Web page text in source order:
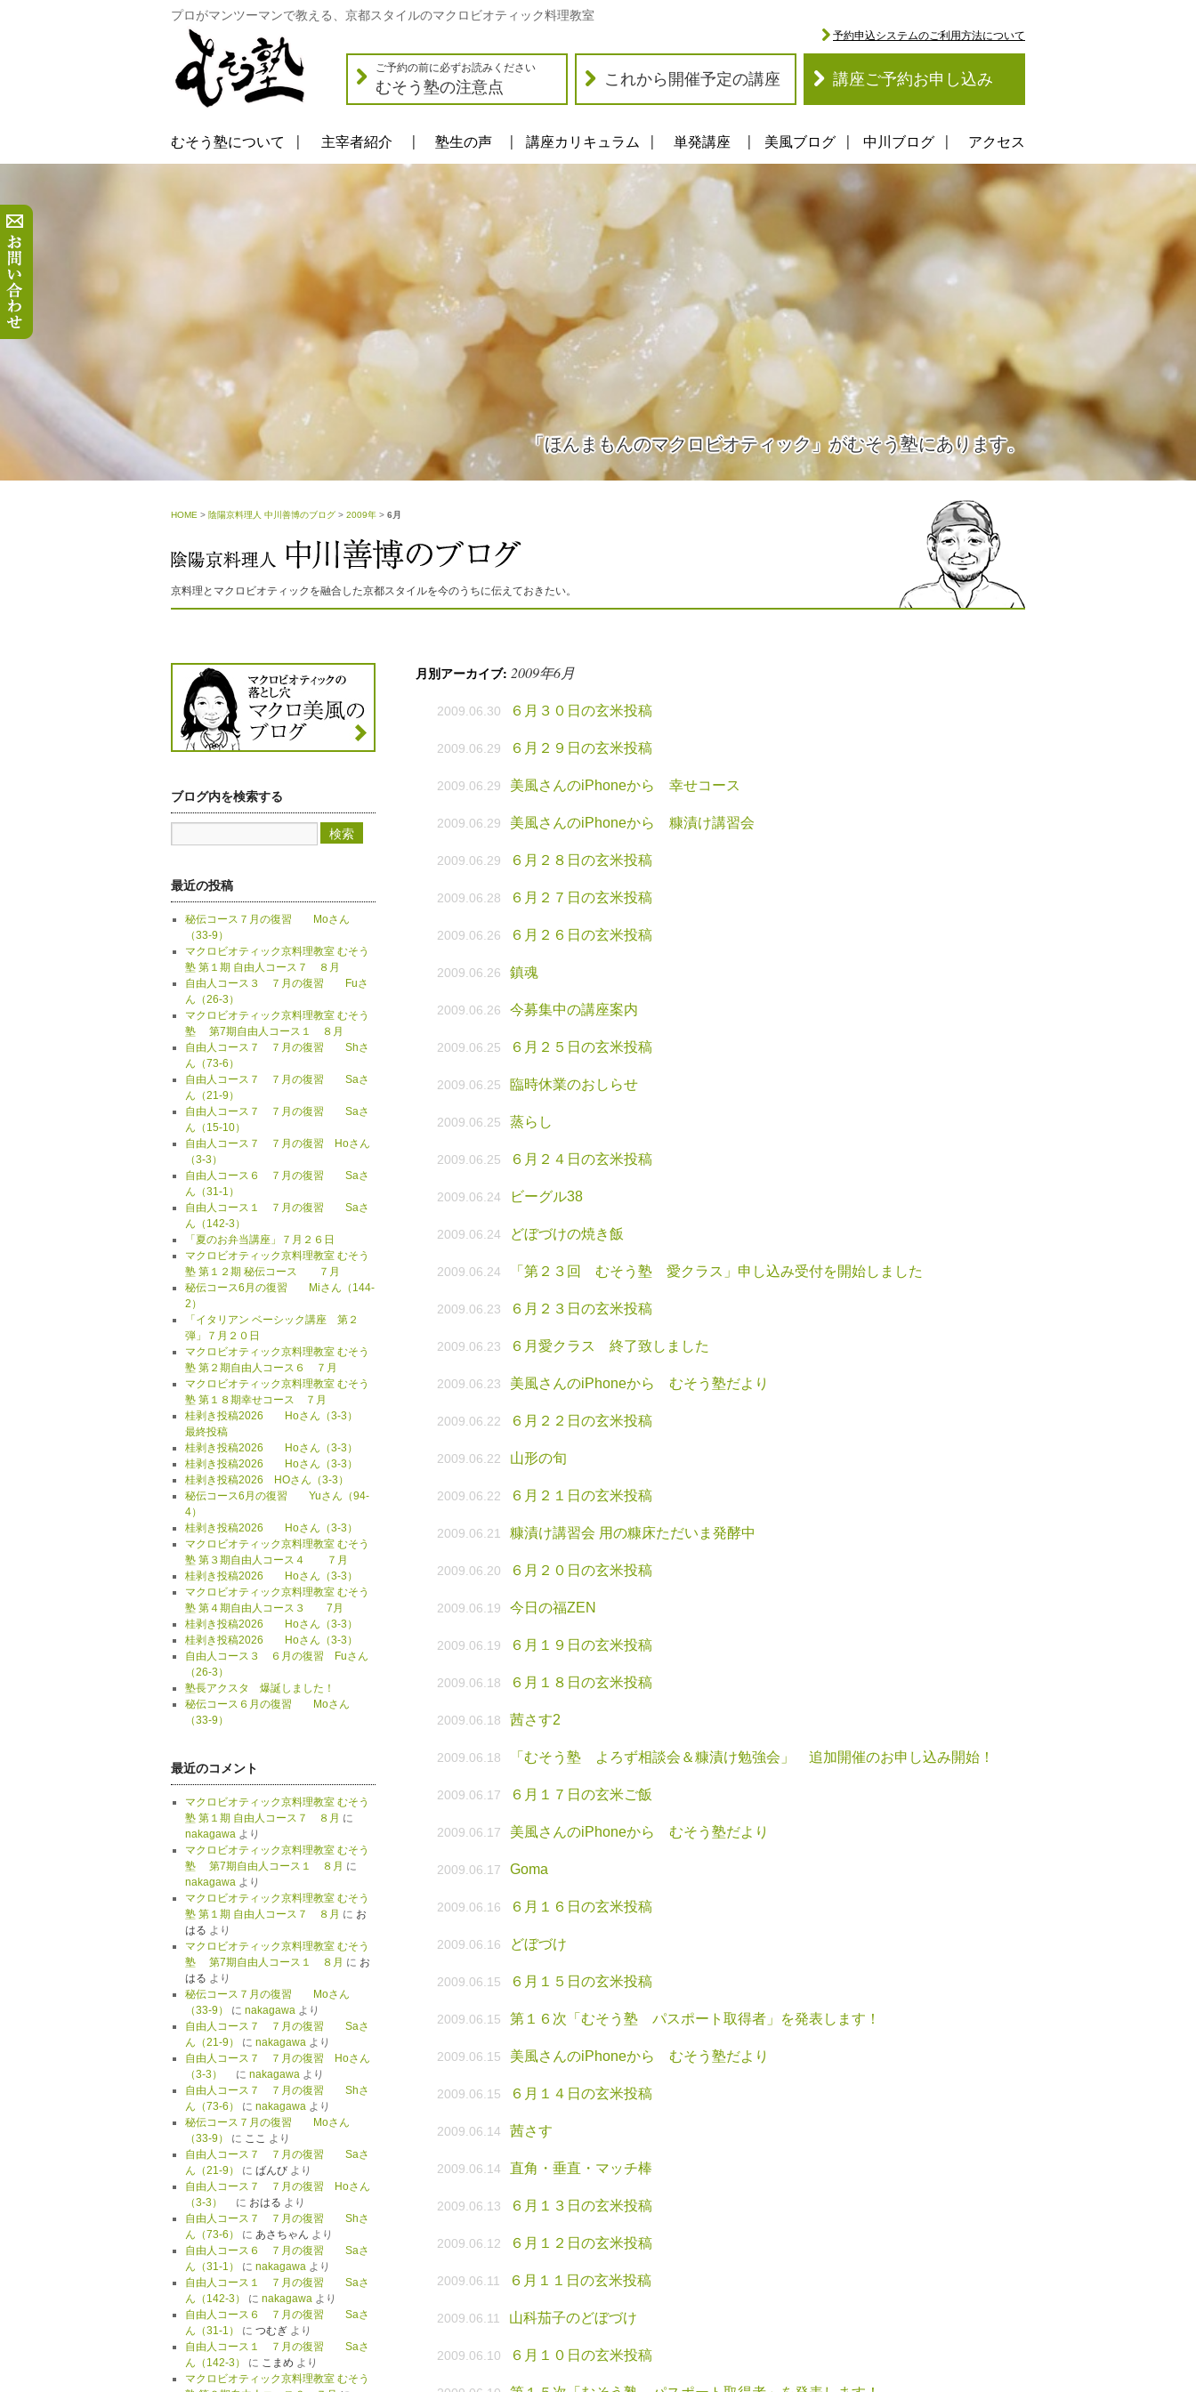
プロがマンツーマンで教える、京都スタイルのマクロビオティック料理教室
ご予約の前に必ずお読みください
むそう塾の注意点 これから開催予定の講座 講座ご予約お申し込み
予約申込システムのご利用方法について
むそう塾について 主宰者紹介 塾生の声 講座カリキュラム 単発講座 美風ブログ 中川ブログ アクセス
「ほんまもんのマクロビオティック」がむそう塾にあります。
HOME > 陰陽京料理人 中川善博のブログ > 2009年 > 6月
京料理とマクロビオティックを融合した京都スタイルを今のうちに伝えておきたい。
月別アーカイブ: 2009年6月
2009.06.30 ６月３０日の玄米投稿
2009.06.29 ６月２９日の玄米投稿
2009.06.29 美風さんのiPhoneから 幸せコース
2009.06.29 美風さんのiPhoneから 糠漬け講習会
2009.06.29 ６月２８日の玄米投稿
2009.06.28 ６月２７日の玄米投稿
2009.06.26 ６月２６日の玄米投稿
2009.06.26 鎮魂
2009.06.26 今募集中の講座案内
2009.06.25 ６月２５日の玄米投稿
2009.06.25 臨時休業のおしらせ
2009.06.25 蒸らし
2009.06.25 ６月２４日の玄米投稿
2009.06.24 ビーグル38
2009.06.24 どぼづけの焼き飯
2009.06.24 「第２３回 むそう塾 愛クラス」申し込み受付を開始しました
2009.06.23 ６月２３日の玄米投稿
2009.06.23 ６月愛クラス 終了致しました
2009.06.23 美風さんのiPhoneから むそう塾だより
2009.06.22 ６月２２日の玄米投稿
2009.06.22 山形の旬
2009.06.22 ６月２１日の玄米投稿
2009.06.21 糠漬け講習会 用の糠床ただいま発酵中
2009.06.20 ６月２０日の玄米投稿
2009.06.19 今日の福ZEN
2009.06.19 ６月１９日の玄米投稿
2009.06.18 ６月１８日の玄米投稿
2009.06.18 茜さす2
2009.06.18 「むそう塾 よろず相談会＆糠漬け勉強会」 追加開催のお申し込み開始！
2009.06.17 ６月１７日の玄米ご飯
2009.06.17 美風さんのiPhoneから むそう塾だより
2009.06.17 Goma
2009.06.16 ６月１６日の玄米投稿
2009.06.16 どぼづけ
2009.06.15 ６月１５日の玄米投稿
2009.06.15 第１６次「むそう塾 パスポート取得者」を発表します！
2009.06.15 美風さんのiPhoneから むそう塾だより
2009.06.15 ６月１４日の玄米投稿
2009.06.14 茜さす
2009.06.14 直角・垂直・マッチ棒
2009.06.13 ６月１３日の玄米投稿
2009.06.12 ６月１２日の玄米投稿
2009.06.11 ６月１１日の玄米投稿
2009.06.11 山科茄子のどぼづけ
2009.06.10 ６月１０日の玄米投稿
ブログ内を検索する
最近の投稿
秘伝コース７月の復習 Moさん
（33-9）
マクロビオティック京料理教室 むそう
塾 第１期 自由人コース７ ８月
自由人コース３ ７月の復習 Fuさ
ん（26-3）
マクロビオティック京料理教室 むそう
塾 第7期自由人コース１ ８月
自由人コース７ ７月の復習 Shさ
ん（73-6）
自由人コース７ ７月の復習 Saさ
ん（21-9）
自由人コース７ ７月の復習 Saさ
ん（15-10）
自由人コース７ ７月の復習 Hoさん
（3-3）
自由人コース６ ７月の復習 Saさ
ん（31-1）
自由人コース１ ７月の復習 Saさ
ん（142-3）
「夏のお弁当講座」７月２６日
マクロビオティック京料理教室 むそう
塾 第１２期 秘伝コース ７月
秘伝コース6月の復習 Miさん（144-
2）
「イタリアン ベーシック講座 第２
弾」７月２０日
マクロビオティック京料理教室 むそう
塾 第２期自由人コース６ ７月
マクロビオティック京料理教室 むそう
塾 第１８期幸せコース ７月
桂剥き投稿2026 Hoさん（3-3）
最終投稿
桂剥き投稿2026 Hoさん（3-3）
桂剥き投稿2026 Hoさん（3-3）
桂剥き投稿2026 HOさん（3-3）
秘伝コース6月の復習 Yuさん（94-
4）
桂剥き投稿2026 Hoさん（3-3）
マクロビオティック京料理教室 むそう
塾 第３期自由人コース４ ７月
桂剥き投稿2026 Hoさん（3-3）
マクロビオティック京料理教室 むそう
塾 第４期自由人コース３ 7月
桂剥き投稿2026 Hoさん（3-3）
桂剥き投稿2026 Hoさん（3-3）
自由人コース３ ６月の復習 Fuさん
（26-3）
塾長アクスタ 爆誕しました！
秘伝コース６月の復習 Moさん
（33-9）
最近のコメント
マクロビオティック京料理教室 むそう
塾 第１期 自由人コース７ ８月 に
nakagawaより
マクロビオティック京料理教室 むそう
塾 第7期自由人コース１ ８月 に
nakagawaより
マクロビオティック京料理教室 むそう
塾 第１期 自由人コース７ ８月 に お
はる より
マクロビオティック京料理教室 むそう
塾 第7期自由人コース１ ８月 に お
はる より
秘伝コース７月の復習 Moさん
（33-9）
に nakagawaより
自由人コース７ ７月の復習 Saさ
ん（21-9）
に nakagawaより
自由人コース７ ７月の復習 Hoさん
（3-3）
に nakagawaより
自由人コース７ ７月の復習 Shさ
ん（73-6）
に nakagawaより
秘伝コース７月の復習 Moさん
（33-9）
に ここ より
自由人コース７ ７月の復習 Saさ
ん（21-9）
に ばんびより
自由人コース７ ７月の復習 Hoさん
（3-3）
に おはる より
自由人コース７ ７月の復習 Shさ
ん（73-6）
に あさちゃん より
自由人コース６ ７月の復習 Saさ
ん（31-1）
に nakagawaより
自由人コース１ ７月の復習 Saさ
ん（142-3）
に nakagawaより
自由人コース６ ７月の復習 Saさ
ん（31-1）
に つむぎより
自由人コース１ ７月の復習 Saさ
ん（142-3）
に こまめ より
マクロビオティック京料理教室 むそう